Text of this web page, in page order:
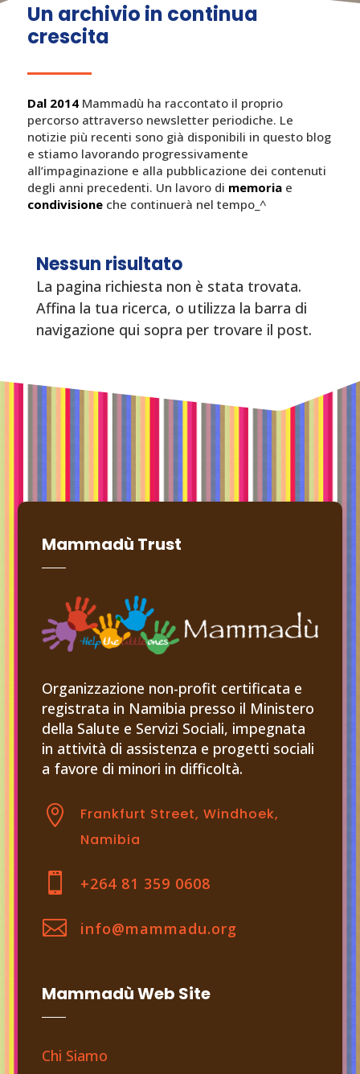
Un archivio in continua
crescita
Dal 2014Mammadù ha raccontato il proprio
percorso attraverso newsletter periodiche. Le
notizie più recenti sono già disponibili in questo blog
e stiamo lavorando progressivamente
all’impaginazione e alla pubblicazione dei contenuti
degli anni precedenti. Un lavoro di memoriae
condivisioneche continuerà nel tempo_^
Nessun risultato
La pagina richiesta non è stata trovata.
Affina la tua ricerca, o utilizza la barra di
navigazione qui sopra per trovare il post.
Mammadù Trust
Organizzazione non-profit certificata e
registrata in Namibia presso il Ministero
della Salute e Servizi Sociali, impegnata
in attività di assistenza e progetti sociali
a favore di minori in difficoltà.

Frankfurt Street, Windhoek,
Namibia
 +264 81 359 0608
 info@mammadu.org
Mammadù Web Site
Chi Siamo